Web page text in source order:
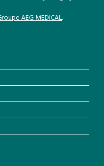
AEG MEDICAL.